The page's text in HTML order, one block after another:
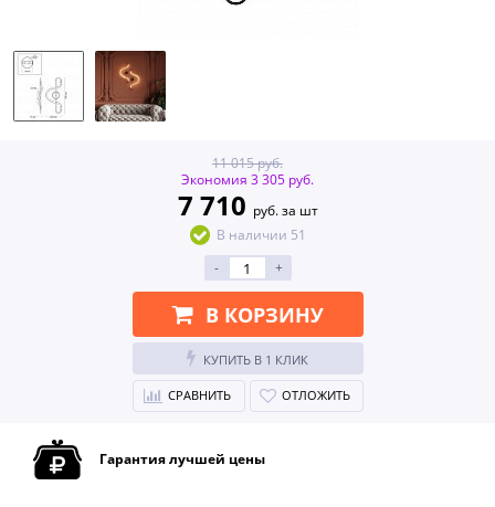
11 015 руб.
Экономия 3 305 руб.
7 710 руб. за шт
В наличии 51
-
+
В КОРЗИНУ
КУПИТЬ В 1 КЛИК
СРАВНИТЬ ОТЛОЖИТЬ
Гарантия лучшей цены